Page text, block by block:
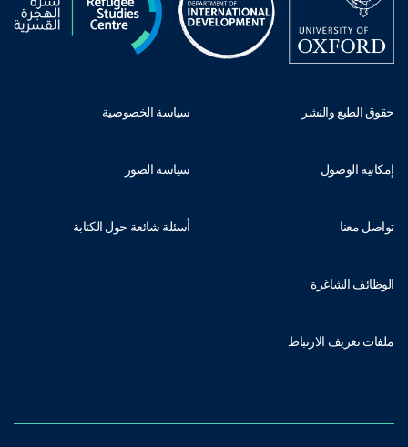
حقوق الطبع والنشر
إمكانية الوصول
تواصل معنا
سياسة الخصوصية
سياسة الصور
أسئلة شائعة حول الكتابة
الوظائف الشاغرة
ملفات تعريف الارتباط